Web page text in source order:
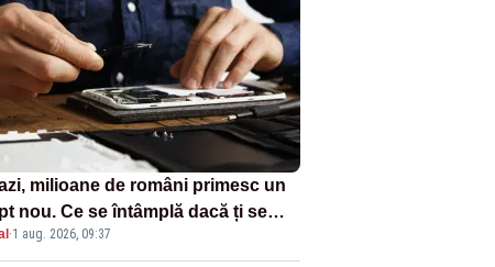
milioane de români primesc un
nou. Ce se întâmplă dacă ți se
un produs
·1 aug. 2026, 09:37